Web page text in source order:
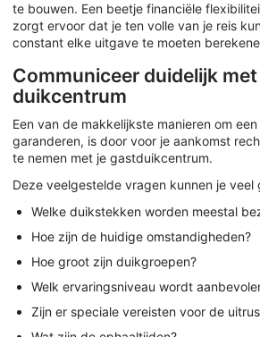
te bouwen. Een beetje financiële
zorgt ervoor dat je ten volle van je reis
constant elke uitgave te moeten
Communiceer duidelijk met
duikcentrum
Een van de makkelijkste manieren om
garanderen, is door voor je aankomst
te nemen met je gastduikcentrum.
Deze veelgestelde vragen kunnen je veel
Welke duikstekken worden meestal
Hoe zijn de huidige omstandigheden?
Hoe groot zijn duikgroepen?
Welk ervaringsniveau wordt
Zijn er speciale vereisten voor de